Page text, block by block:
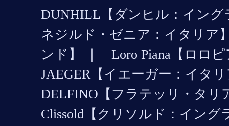
DUNHILL【ダンヒル：イング
ネジルド・ゼニア：イタリア
ンド】 ｜ Loro Piana【ロロ
JAEGER【イエーガー：イタ
DELFINO【フラテッリ・タ
Clissold【クリソルド：イング